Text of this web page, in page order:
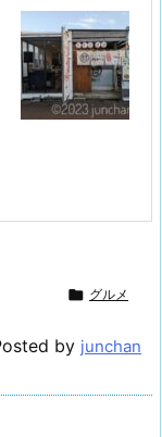
 グルメ
by junchan